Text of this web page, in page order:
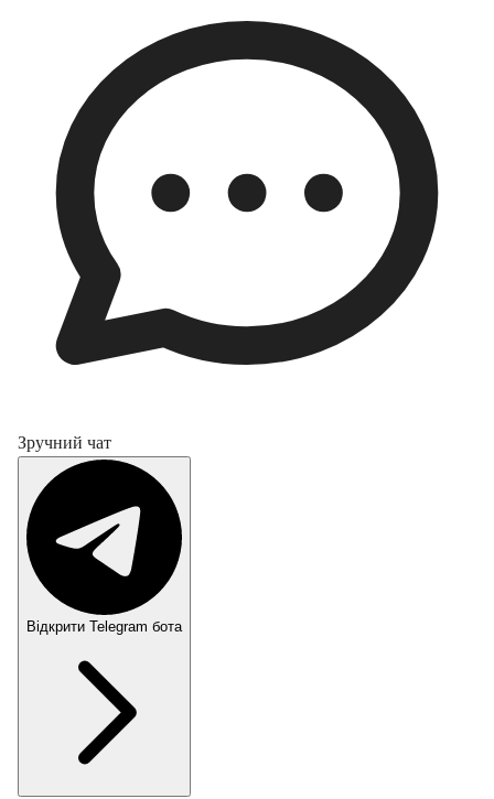
Зручний чат
Відкрити Telegram бота